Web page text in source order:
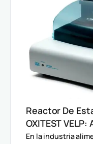
Reactor De
OXITEST
Útil Sin
En la industria